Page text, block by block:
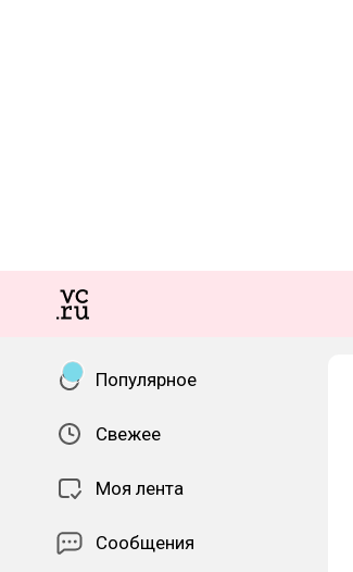
Популярное
Свежее
Моя лента
Сообщения